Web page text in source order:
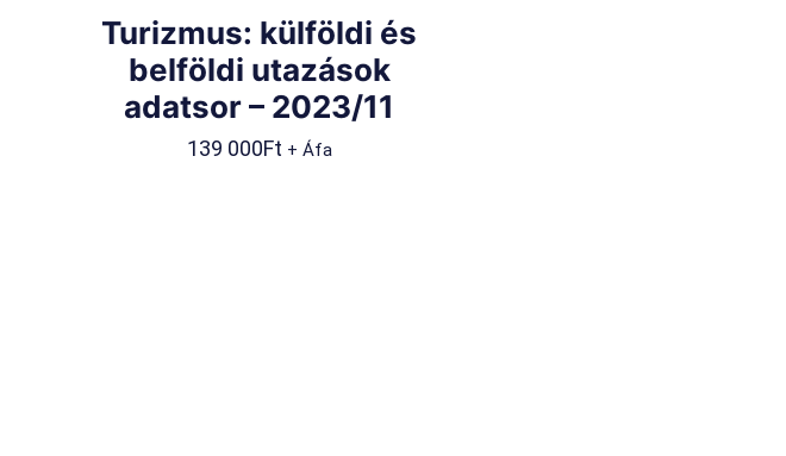
Turizmus: külföldi és
belföldi utazások
adatsor – 2023/11
139 000Ft + Áfa